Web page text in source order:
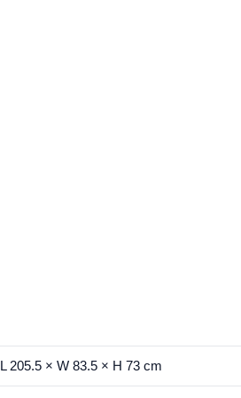
L 205.5 × W 83.5 × H 73 cm